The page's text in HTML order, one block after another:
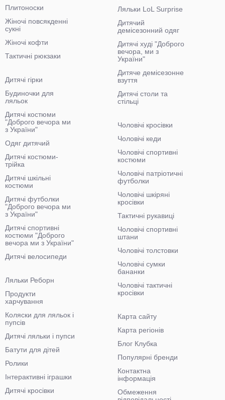
Плитоноски
Жіночі повсякденні
сукні
Жіночі кофти
Тактичні рюкзаки
Ляльки LoL Surprise
Дитячий
демісезонний одяг
Дитячі худі "Доброго
вечора, ми з
України"
Дитяче демісезонне
взуття
Дитячі столи та
стільці
Дитячі гірки
Будиночки для
ляльок
Дитячі костюми
"Доброго вечора ми
з України"
Одяг дитячий
Дитячі костюми-
трійка
Дитячі шкільні
костюми
Дитячі футболки
"Доброго вечора ми
з України"
Дитячі спортивні
костюми "Доброго
вечора ми з України"
Дитячі велосипеди
Чоловічі кросівки
Чоловічі кеди
Чоловічі спортивні
костюми
Чоловічі патріотичні
футболки
Чоловічі шкіряні
кросівки
Тактичні рукавиці
Чоловічі спортивні
штани
Чоловічі толстовки
Чоловічі сумки
бананки
Чоловічі тактичні
кросівки
Ляльки Реборн
Продукти
харчування
Коляски для ляльок і
пупсів
Дитячі ляльки і пупси
Батути для дітей
Ролики
Інтерактивні іграшки
Дитячі кросівки
Карта сайту
Карта регіонів
Блог Клубка
Популярні бренди
Контактна
інформація
Обмеження